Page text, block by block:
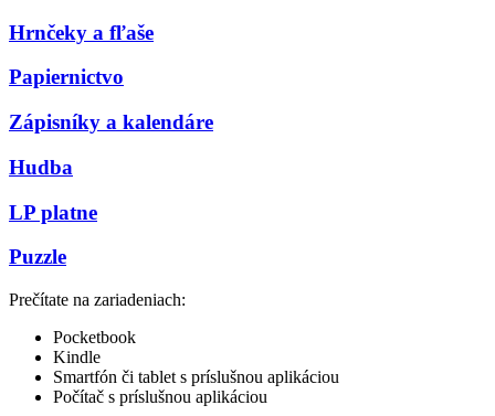
Hrnčeky a fľaše
Papiernictvo
Zápisníky a kalendáre
Hudba
LP platne
Puzzle
Prečítate na zariadeniach:
Pocketbook
Kindle
Smartfón či tablet s príslušnou aplikáciou
Počítač s príslušnou aplikáciou